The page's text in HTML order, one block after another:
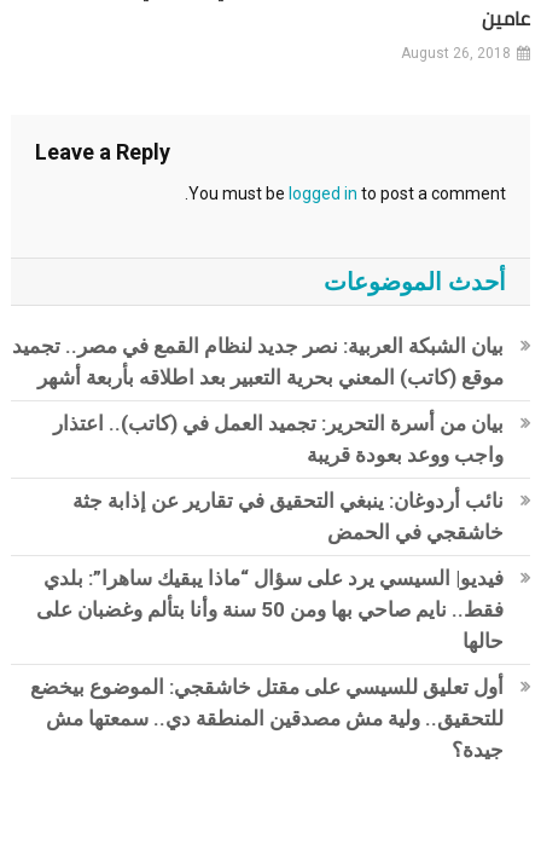
عامين
August 26, 2018
Leave a Reply
You must be logged in to post a comment.
أحدث الموضوعات
بيان الشبكة العربية: نصر جديد لنظام القمع في مصر.. تجميد
موقع (كاتب) المعني بحرية التعبير بعد اطلاقه بأربعة أشهر
بيان من أسرة التحرير: تجميد العمل في (كاتب).. اعتذار
واجب ووعد بعودة قريبة
نائب أردوغان: ينبغي التحقيق في تقارير عن إذابة جثة
خاشقجي في الحمض
فيديو| السيسي يرد على سؤال “ماذا يبقيك ساهرا”: بلدي
فقط.. نايم صاحي بها ومن 50 سنة وأنا بتألم وغضبان على
حالها
أول تعليق للسيسي على مقتل خاشقجي: الموضوع بيخضع
للتحقيق.. ولية مش مصدقين المنطقة دي.. سمعتها مش
جيدة؟